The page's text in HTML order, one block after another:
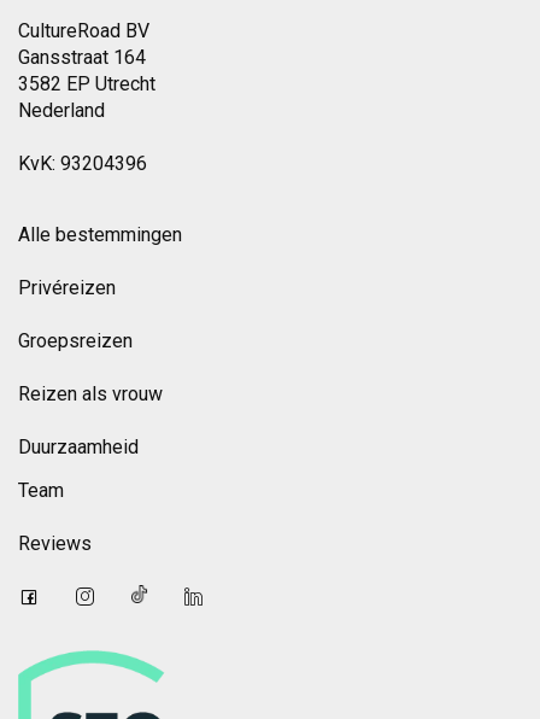
CultureRoad BV
Gansstraat 164
3582 EP Utrecht
Nederland
KvK: 93204396
Alle bestemmingen
Privéreizen
Groepsreizen
Reizen als vrouw
Duurzaamheid
Team
Reviews